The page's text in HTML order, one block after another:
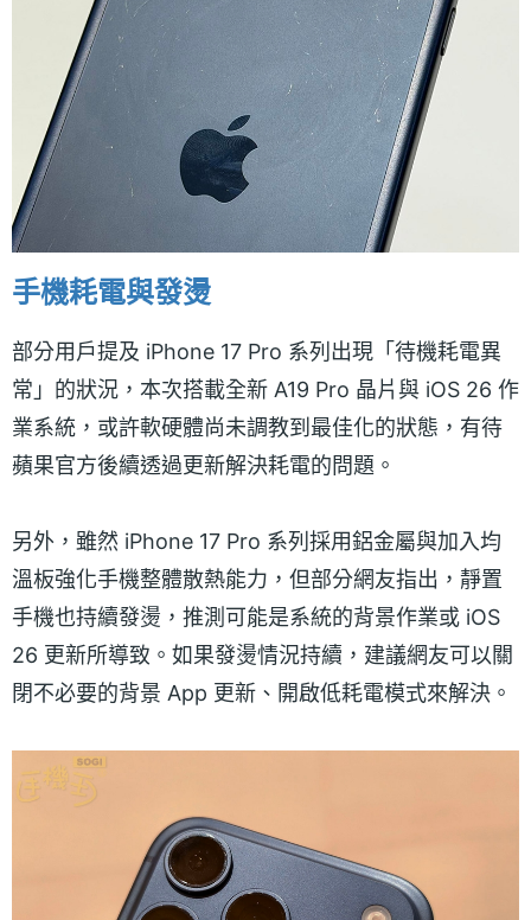
手機耗電與發燙
部分用戶提及 iPhone 17 Pro 系列出現「待機耗電異
常」的狀況，本次搭載全新 A19 Pro 晶片與 iOS 26 作
業系統，或許軟硬體尚未調教到最佳化的狀態，有待
蘋果官方後續透過更新解決耗電的問題。
另外，雖然 iPhone 17 Pro 系列採用鋁金屬與加入均
溫板強化手機整體散熱能力，但部分網友指出，靜置
手機也持續發燙，推測可能是系統的背景作業或 iOS
26 更新所導致。如果發燙情況持續，建議網友可以關
閉不必要的背景 App 更新、開啟低耗電模式來解決。